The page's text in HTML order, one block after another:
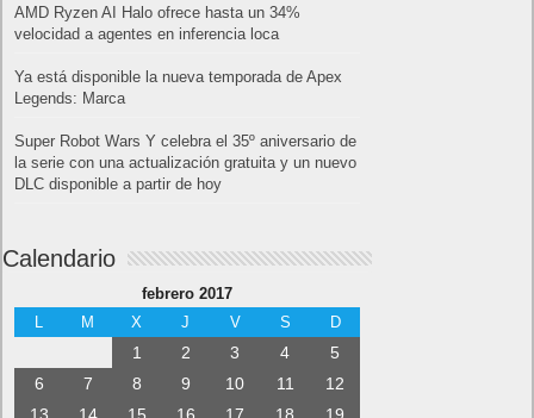
AMD Ryzen AI Halo ofrece hasta un 34%
velocidad a agentes en inferencia loca
Ya está disponible la nueva temporada de Apex
Legends: Marca
Super Robot Wars Y celebra el 35º aniversario de
la serie con una actualización gratuita y un nuevo
DLC disponible a partir de hoy
Calendario
febrero 2017
L
M X J V S D
1 2 3 4
5
6
7 8 9 10 11
12
13
14 15 16 17 18
19